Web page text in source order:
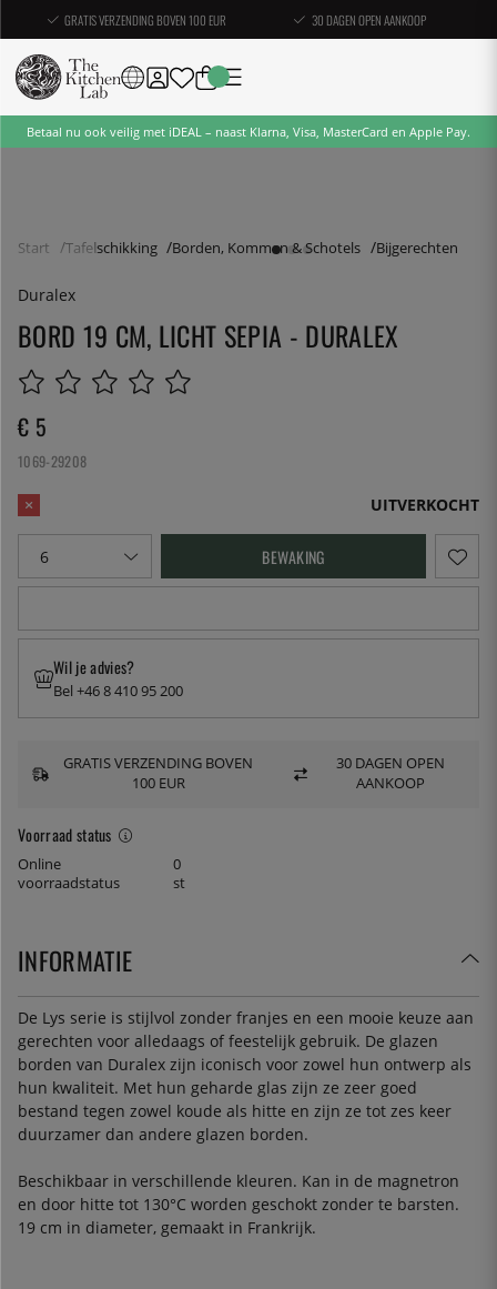
GRATIS VERZENDING BOVEN 100 EUR 30 DAGEN OPEN AANKOOP
Betaal nu ook veilig met iDEAL – naast Klarna, Visa, MasterCard en Apple Pay.
Start Tafelschikking Borden, Kommen & Schotels Bijgerechten
Duralex
BORD 19 CM, LICHT SEPIA - DURALEX
€ 5
1069-29208
UITVERKOCHT
BEWAKING
Voorraad status
Online
voorraadstatus
0
st
Wil je advies?
Bel +46 8 410 95 200
GRATIS VERZENDING BOVEN
100 EUR
30 DAGEN OPEN
AANKOOP
INFORMATIE
De Lys serie is stijlvol zonder franjes en een mooie keuze aan
gerechten voor alledaags of feestelijk gebruik. De glazen
borden van Duralex zijn iconisch voor zowel hun ontwerp als
hun kwaliteit. Met hun geharde glas zijn ze zeer goed
bestand tegen zowel koude als hitte en zijn ze tot zes keer
duurzamer dan andere glazen borden.
Beschikbaar in verschillende kleuren. Kan in de magnetron
en door hitte tot 130°C worden geschokt zonder te barsten.
19 cm in diameter, gemaakt in Frankrijk.